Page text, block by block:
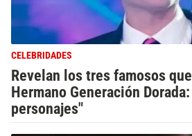
CELEBRIDADES
Revelan los tres famosos
Hermano Generación
personajes"